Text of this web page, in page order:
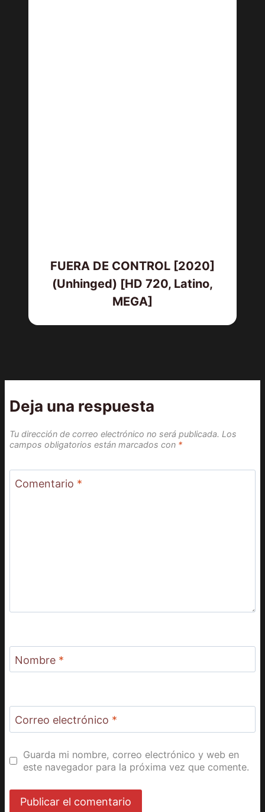
FUERA DE CONTROL [2020]
(Unhinged) [HD 720, Latino,
MEGA]
Deja una respuesta
Tu dirección de correo electrónico no será publicada. Los
campos obligatorios están marcados con *
Comentario *
Nombre *
Correo electrónico *
Guarda mi nombre, correo electrónico y web en
este navegador para la próxima vez que comente.